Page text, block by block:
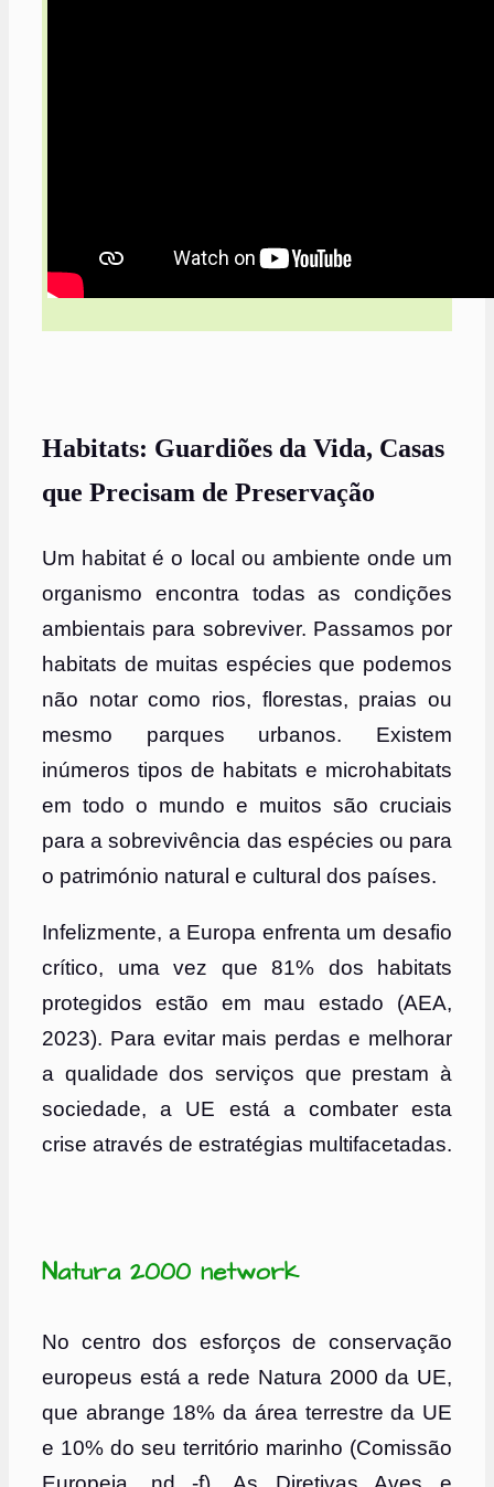
Habitats: Guardiões da Vida, Casas
que Precisam de Preservação
Um habitat é o local ou ambiente onde um
organismo encontra todas as condições
ambientais para sobreviver. Passamos por
habitats de muitas espécies que podemos
não notar como rios, florestas, praias ou
mesmo parques urbanos. Existem
inúmeros tipos de habitats e microhabitats
em todo o mundo e muitos são cruciais
para a sobrevivência das espécies ou para
o património natural e cultural dos países.
Infelizmente, a Europa enfrenta um desafio
crítico, uma vez que 81% dos habitats
protegidos estão em mau estado (AEA,
2023). Para evitar mais perdas e melhorar
a qualidade dos serviços que prestam à
sociedade, a UE está a combater esta
crise através de estratégias multifacetadas.
Natura 2000 network
No centro dos esforços de conservação
europeus está a rede Natura 2000 da UE,
que abrange 18% da área terrestre da UE
e 10% do seu território marinho (Comissão